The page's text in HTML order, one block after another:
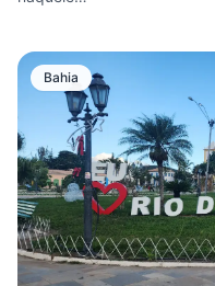
Bahia